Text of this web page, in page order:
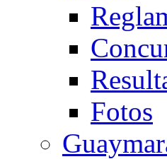
Fotos